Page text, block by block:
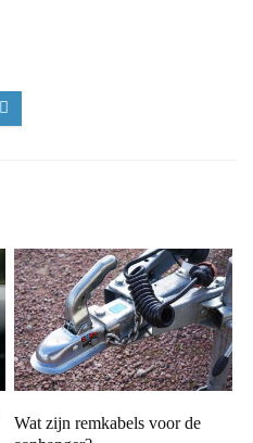
Wat zijn remkabels voor de